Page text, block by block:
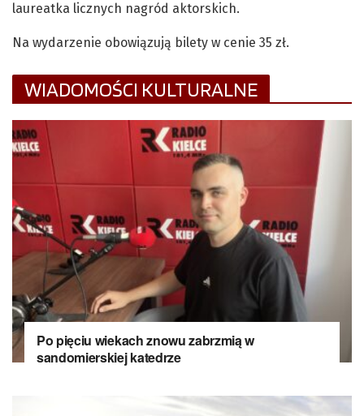
laureatka licznych nagród aktorskich.
Na wydarzenie obowiązują bilety w cenie 35 zł.
WIADOMOŚCI KULTURALNE
Po pięciu wiekach znowu zabrzmią w
sandomierskiej katedrze